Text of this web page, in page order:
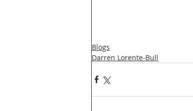
Blogs
Darren Lorente-Bull